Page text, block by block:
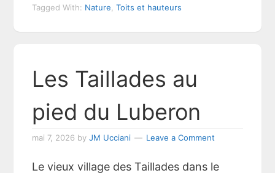
Tagged With: Nature ,Toits et hauteurs
Les Taillades au
pied du Luberon
mai 7, 2026 byJM Ucciani Leave a Comment
Le vieux village des Taillades dans le